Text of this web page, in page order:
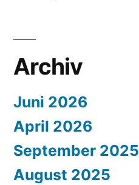
Archiv
Juni 2026
April 2026
September 2025
August 2025